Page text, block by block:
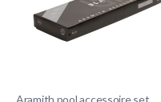
Aramith pool accessoire set